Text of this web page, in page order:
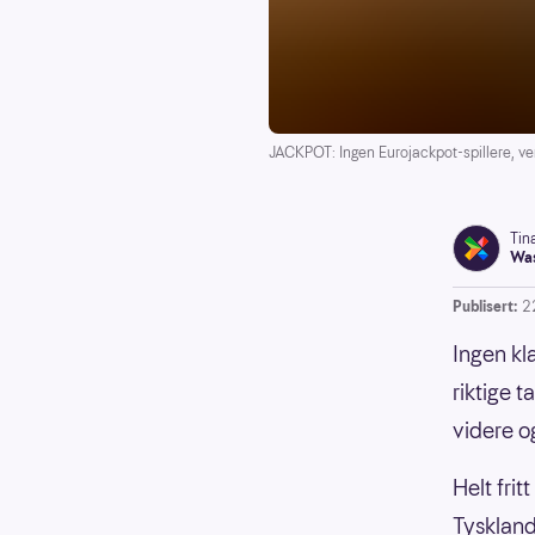
JACKPOT: Ingen Eurojackpot-spillere,
Publisert:
Ingen
riktige
videre
Helt fritt